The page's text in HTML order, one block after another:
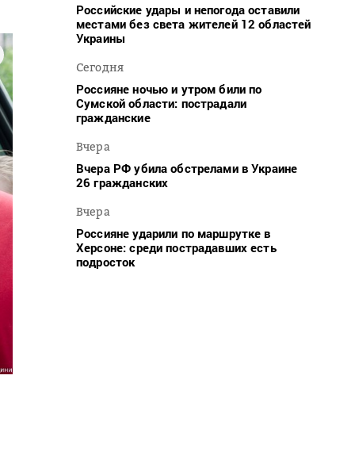
Российские удары и непогода оставили
местами без света жителей 12 областей
Украины
Сегодня
Россияне ночью и утром били по
Сумской области: пострадали
гражданские
Вчера
Вчера РФ убила обстрелами в Украине
26 гражданских
Вчера
Россияне ударили по маршрутке в
Херсоне: среди пострадавших есть
подросток